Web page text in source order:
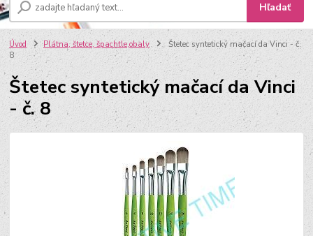
Hľadať
Úvod Plátna, štetce, špachtle,obaly
Štetec syntetický mačací da Vinci - č.
8
Štetec syntetický mačací da Vinci
- č. 8